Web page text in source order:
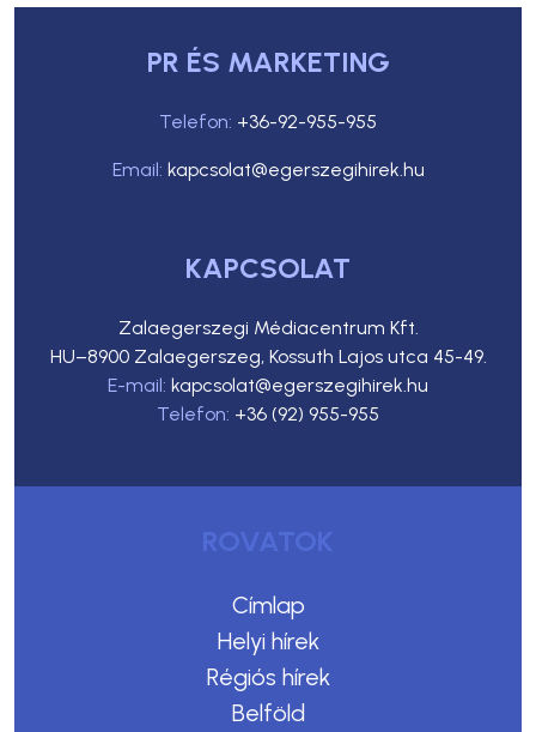
PR ÉS MARKETING
Telefon: +36-92-955-955
Email: kapcsolat@egerszegihirek.hu
KAPCSOLAT
Zalaegerszegi Médiacentrum Kft.
HU–8900 Zalaegerszeg, Kossuth Lajos utca 45-49.
E-mail: kapcsolat@egerszegihirek.hu
Telefon: +36 (92) 955-955
ROVATOK
Címlap
Helyi hírek
Régiós hírek
Belföld